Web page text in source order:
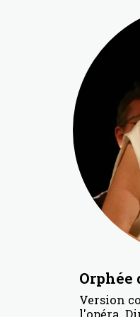
Orphée
Version
l'opéra.